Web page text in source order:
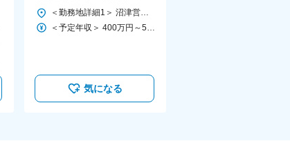
給30万円～／賞与年3回／完全
週休二日制
＜勤務地詳細1＞ 沼津営業所 住所：静岡県沼津市足高396-55 受動喫煙対策：屋内全面禁煙 ＜勤務地詳細2＞ 静岡東営業所 住所：静岡県静岡市葵区流通センター3-3 受動喫煙対策：屋内全面禁煙 ＜勤務地詳細3＞ 沼津営業所 住所：静岡県沼津市足高396-55 受動喫煙対策：屋内全面禁煙 変更の範囲：会社の定める事業所
＜予定年収＞ 400万円～500万円 ＜賃金形態＞ 月給制 ＜賃金内訳＞ 月額（基本給）：200,000円 その他固定手当/月：100,000円～140,000円 ＜月給＞ 300,000円～340,000円 ＜昇給有無＞ 有 ＜残業手当＞ 有 ＜給与補足＞ ■その他固定手当：固定残業代55時間～85時間分※超過分別途支給 ※昇給すると固定残業代が上がる形になります。実際の残業時間は月平均30時間程度となります。 ■昇給：年1回 ■賞与：年3回（6月、12月、3月）※過去実績：3～5か月分 賃金はあくまでも目安の金額であり、選考を通じて上下する可能性があります。 月給(月額)は固定手当を含めた表記です。
気になる